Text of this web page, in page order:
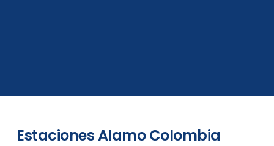
Estaciones Alamo Colombia